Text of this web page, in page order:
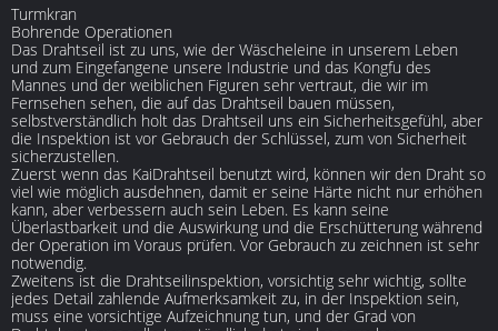
Turmkran
Bohrende Operationen
Das Drahtseil ist zu uns, wie der Wäscheleine in unserem Leben
und zum Eingefangene unsere Industrie und das Kongfu des
Mannes und der weiblichen Figuren sehr vertraut, die wir im
Fernsehen sehen, die auf das Drahtseil bauen müssen,
selbstverständlich holt das Drahtseil uns ein Sicherheitsgefühl, aber
die Inspektion ist vor Gebrauch der Schlüssel, zum von Sicherheit
sicherzustellen.
Zuerst wenn das KaiDrahtseil benutzt wird, können wir den Draht so
viel wie möglich ausdehnen, damit er seine Härte nicht nur erhöhen
kann, aber verbessern auch sein Leben. Es kann seine
Überlastbarkeit und die Auswirkung und die Erschütterung während
der Operation im Voraus prüfen. Vor Gebrauch zu zeichnen ist sehr
notwendig.
Zweitens ist die Drahtseilinspektion, vorsichtig sehr wichtig, sollte
jedes Detail zahlende Aufmerksamkeit zu, in der Inspektion sein,
muss eine vorsichtige Aufzeichnung tun, und der Grad von